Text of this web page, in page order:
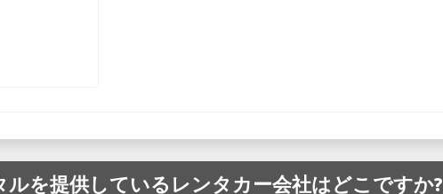
を提供しているレンタカー会社はどこですか?